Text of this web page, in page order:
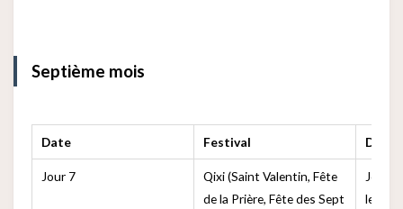
Septième mois
Date Festival
Jour 7
Qixi (Saint Valentin, Fête
de la Prière, Fête des Sept
Jour
le